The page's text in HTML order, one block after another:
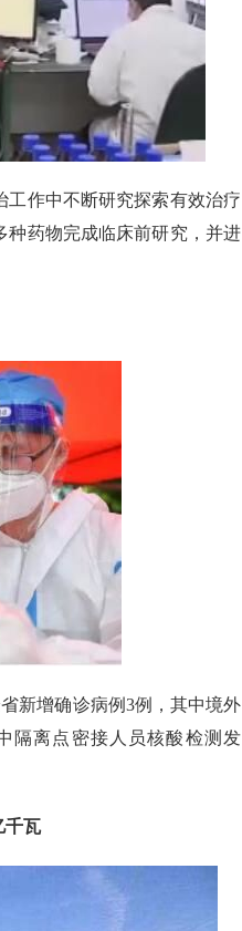
工作中不断研究探索有效治疗
种药物完成临床前研究，并进
新增确诊病例3例，其中境外
隔离点密接人员核酸检测发
千瓦